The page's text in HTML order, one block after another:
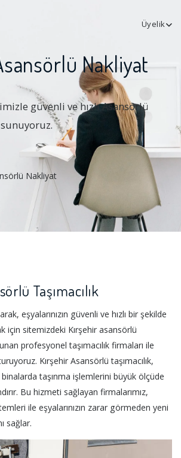
Üyelik
Nakliyat
güvenli ve hızlı Asansörlü
Nakliyat
Taşımacılık
eşyalarınızın güvenli ve hızlı bir şekilde
için sitemizdeki Kırşehir asansörlü
profesyonel taşımacılık firmaları ile
Kırşehir Asansörlü taşımacılık,
taşınma işlemlerini büyük ölçüde
Bu hizmeti sağlayan firmalarımız,
ile eşyalarınızın zarar görmeden yeni
sağlar.